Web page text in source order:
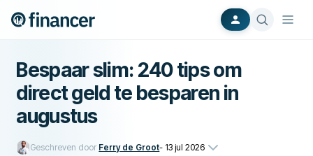
Bespaar slim: 240 tips om
direct geld te besparen in
augustus
Geschreven door Ferry de Groot- 13 jul 2026